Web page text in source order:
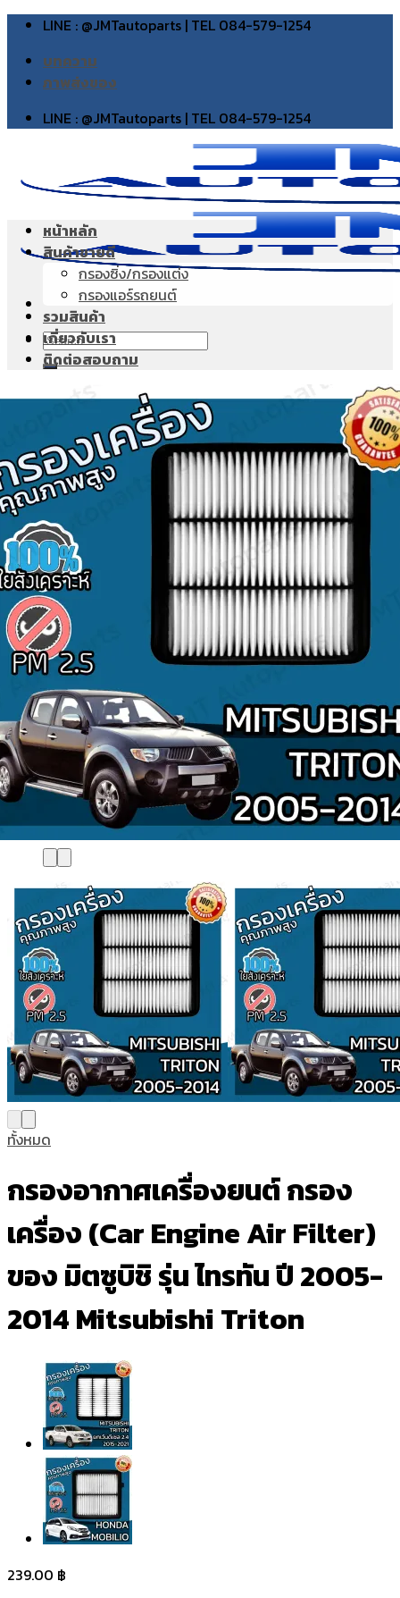
Skip
content
LINE : @JMTautoparts | TEL 084-579-1254
บทความ
ภาพส่งของ
LINE : @JMTautoparts | TEL 084-579-1254
Search
for:
Search
for:
หน้าหลัก
สินค้าขายดี
กรองซิ่ง/กรองแต่ง
กรองแอร์รถยนต์
รวมสินค้า
เกี่ยวกับเรา
ติดต่อสอบถาม
ทั้งหมด
กรองอากาศเครื่องยนต์ กรอง
เครื่อง (Car Engine Air Filter)
ของ มิตซูบิชิ รุ่น ไทรทัน ปี 2005-
2014 Mitsubishi Triton
239.00 ฿